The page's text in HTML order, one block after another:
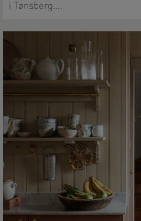
i Tønsberg….